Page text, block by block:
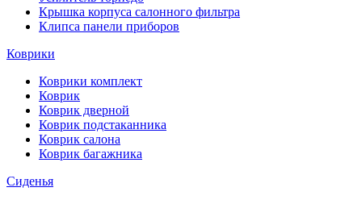
Крышка корпуса салонного фильтра
Клипса панели приборов
Коврики
Коврики комплект
Коврик
Коврик дверной
Коврик подстаканника
Коврик салона
Коврик багажника
Сиденья